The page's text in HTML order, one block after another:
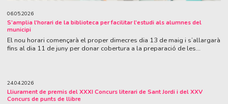
06.05.2026
S’amplia l’horari de la biblioteca per facilitar l’estudi als alumnes del
municipi
El nou horari començarà el proper dimecres dia 13 de maig i s’allargarà
fins al dia 11 de juny per donar cobertura a la preparació de les...
24.04.2026
Lliurament de premis del XXXI Concurs literari de Sant Jordi i del XXV
Concurs de punts de llibre